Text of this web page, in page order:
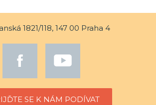
1821/118, 147 00 Praha 4
SE K NÁM PODÍVAT